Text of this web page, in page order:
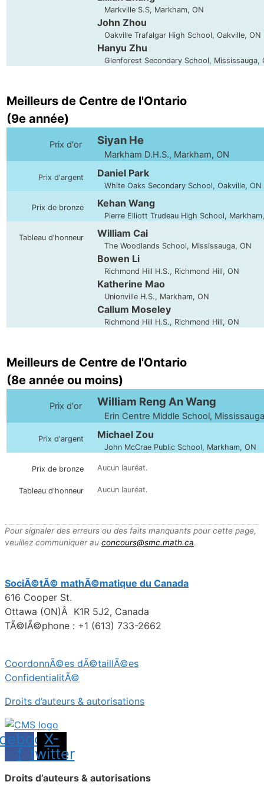
Markville S.S, Markham, ON
John Zhou
Oakville Trafalgar High School, Oakville, ON
Hanyu Zhu
Glenforest Secondary School, Mississauga,
Meilleurs de Centre de l'Ontario
(9e année)
Prix d'or Siyan He
Markham D.H.S., Markham, ON
Prix d'argent Daniel Park
White Oaks Secondary School, Oakville, ON
Prix de bronze Kehan Wang
Pierre Elliott Trudeau High School,
Tableau d'honneur William Cai
The Woodlands School, Mississauga, ON
Bowen Li
Richmond Hill H.S., Richmond Hill, ON
Katherine Mao
Unionville H.S., Markham, ON
Callum Moseley
Richmond Hill H.S., Richmond Hill, ON
Meilleurs de Centre de l'Ontario
(8e année ou moins)
Prix d'or William Reng An Wang
Erin Centre Middle School,
Prix d'argent Michael Zou
John McCrae Public School, Markham, ON
Prix de bronze Aucun lauréat.
Tableau d'honneur Aucun lauréat.
Pour signaler des erreurs ou des faits manquants pour cette page,
veuillez communiquer au concours@smc.math.ca.
SociÃ©tÃ© mathÃ©matique du Canada
616 Cooper St.
Ottawa (ON)Â K1R 5J2, Canada
TÃ©lÃ©phone : +1 (613) 733-2662
CoordonnÃ©es dÃ©taillÃ©es
ConfidentialitÃ©
Droits d’auteurs & autorisations
f
X-
twitter
Droits d’auteurs & autorisations